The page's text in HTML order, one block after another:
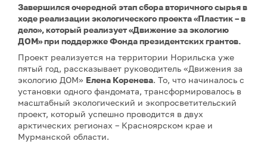
Завершился очередной этап сбора вторичного сырья в
ходе реализации экологического проекта «Пластик – в
дело», который реализует «Движение за экологию
ДОМ» при поддержке Фонда президентских грантов.
Проект реализуется на территории Норильска уже
пятый год, рассказывает руководитель «Движения за
экологию ДОМ» Елена Коренева. То, что начиналось с
установки одного фандомата, трансформировалось в
масштабный экологический и экопросветительский
проект, который успешно проводится в двух
арктических регионах – Красноярском крае и
Мурманской области.